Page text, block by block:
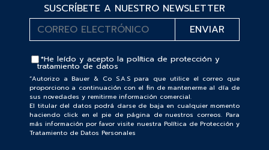
SUSCRÍBETE A NUESTRO NEWSLETTER
*He leído y acepto la política de protección y
tratamiento de datos
“Autorizo a Bauer & Co S.A.S para que utilice el correo que
proporciono a continuación con el fin de mantenerme al día de
sus novedades y remitirme información comercial.
El titular del datos podrá darse de baja en cualquier momento
haciendo click en el pie de página de nuestros correos. Para
más información por favor visite nuestra Política de Protección y
Tratamiento de Datos Personales